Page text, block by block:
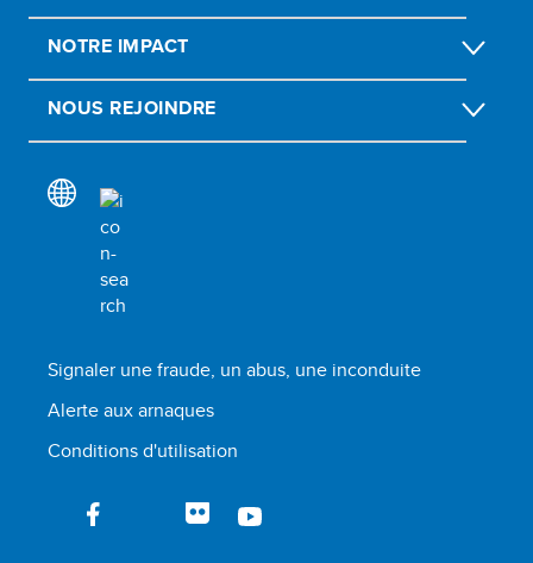
NOTRE IMPACT
NOUS REJOINDRE
Signaler une fraude, un abus, une inconduite
Alerte aux arnaques
Conditions d'utilisation